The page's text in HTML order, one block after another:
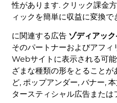
性があります. クリック課金
ィックを簡単に収益に変換で
に関連する広告 ゾディアッ
そのパートナーおよびアフ
Webサイトに表示される可
ざまな種類の形をとることが
ど, ポップアンダー, バナー,
タースティシャル広告または